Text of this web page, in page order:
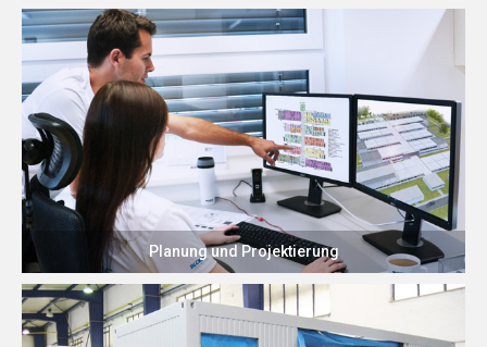
Planung und Projektierung